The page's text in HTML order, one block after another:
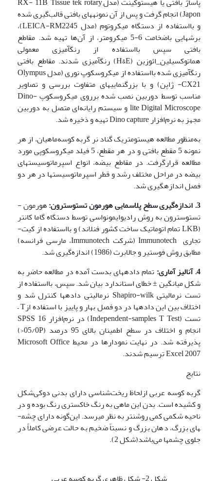
Japon) انجام گرفت و پس از آن نمونه­های بافتی قالب‌گیری شده
و بااستفاده از دستگاه میکروتوم (مدل LEICA-RM2245)،
برش­هایی باضخامت 6-5 میکرومتر، از آن‌ها تهیه شد. مقاطع
بافتی سپس بااستفاده از رنگ­آمیزی معمولی
هماتوکسیلین_ائوزین (H&E) رنگ­آمیزی شدند. مقاطع بافتی
رنگ­آمیزی شده بااستفاده از میکروسکوپ نوری (مدل Olympus
CX21- ژاپن) و با بزرگنمایی­های متفاوت بررسی و تصاویر
مناسب توسط دوربین نصب شده برروی میکروسکوپ Dino-
lite Digital Microscope و سیستم رایانه‌ای متصل به دوربین
مجهز به نرم‌افزار Dino capture تهیه و ذخیره شد.
به‌منظور مطالعه هیستومتریک گناد نر گربه کوسه‌ماهیان، از هر
نمونه 5 مقطع بافتی و در هر مقطع، 5 فیلد میکروسکوپی مورد
مطالعه قرارگرفت. در مقاطع بیضه، انواع اسپرماتوسیست­های
بیضه در مراحل مختلف رشد و قطر اسپرماتوسیست­ها در هر دو
فصل اندازه­گیری شد.
3. اندازه‌گیری سطح پلاسمایی هورمون تستوسترون:
هورمون ­
تستوسترون به روش رادیوایمونواسی توسط دستگاه گاما کانتر
(LKB تمام اتوماتیک ساخت کشور فنلاند) و بااستفاده از کیت­
تجاری Immunotech (شرکت Immunotech، مارسی فرانسه)
مطابق روش فوستیر و جالابرت (1986) اندازه‌گیری شد.
4. آنالیز آماری:
تمام داده­های بدست آمده در مطالعه حاضر به
شکل میانگین ± خطای استاندارد بیان شد. سپس، بااستفاده از
تست نرمالیتی Shapiro-wilk نرمالیتی داده­ها کنترل شد و
اختلاف بین این داده­ها در دو فصل­ بهار و پاییز با استفاده ازT –
تست (Independent-samples T Test) در نرم‌افزار SPSS 16
انجام و اختلاف در سطح اطمینان بالای 95 درصد (05/0P<)
پذیرفته ­شد. در نهایت نمودارها در محیط Microsoft Office
Excel 2007 ترسیم شدند.
نتایج
گربه کوسه عربی ازلحاظ ریخت‌شناسی دارای بدنی دوکی‌شکل
و کشیده است. بدن این ماهی به رنگ خاکستری رنگ بوده و در
ناحیه شکمی کمی روشن­تر به نظر می­رسد. این‌گونه دارای چشم­
های بزرگ، دهان بزرگ و نسبتاً ضخیم به حالت عرضی کاملاً در
جلوی چشم­ها می‌باشد(شکل 2).